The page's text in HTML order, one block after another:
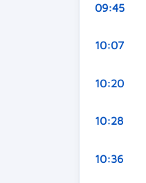
09:45
10:07
10:20
10:28
10:36